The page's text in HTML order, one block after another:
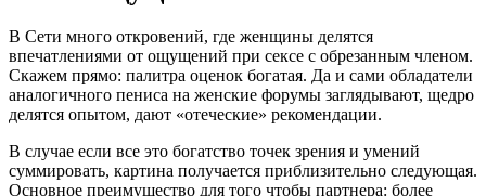
В Сети много откровений, где женщины делятся
впечатлениями от ощущений при сексе с обрезанным членом.
Скажем прямо: палитра оценок богатая. Да и сами обладатели
аналогичного пениса на женские форумы заглядывают, щедро
делятся опытом, дают «отеческие» рекомендации.
В случае если все это богатство точек зрения и умений
суммировать, картина получается приблизительно следующая.
Основное преимущество для того чтобы партнера: более